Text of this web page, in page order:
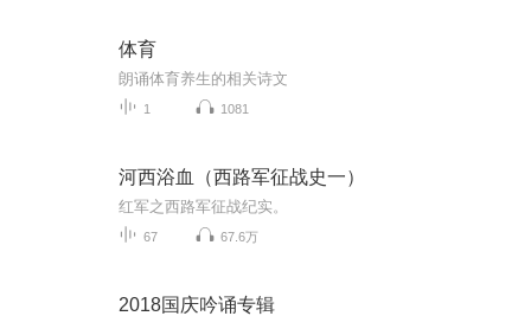
体育
朗诵体育养生的相关诗文
1 1081
河西浴血（西路军征战史一）
红军之西路军征战纪实。
67 67.6万
2018国庆吟诵专辑